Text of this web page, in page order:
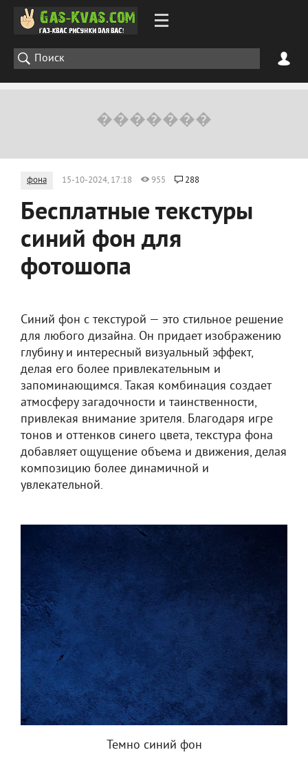
фона 15-10-2024, 17:18 955 288
Бесплатные текстуры
синий фон для
фотошопа
Синий фон с текстурой — это стильное решение
для любого дизайна. Он придает изображению
глубину и интересный визуальный эффект,
делая его более привлекательным и
запоминающимся. Такая комбинация создает
атмосферу загадочности и таинственности,
привлекая внимание зрителя. Благодаря игре
тонов и оттенков синего цвета, текстура фона
добавляет ощущение объема и движения, делая
композицию более динамичной и
увлекательной.
Темно синий фон